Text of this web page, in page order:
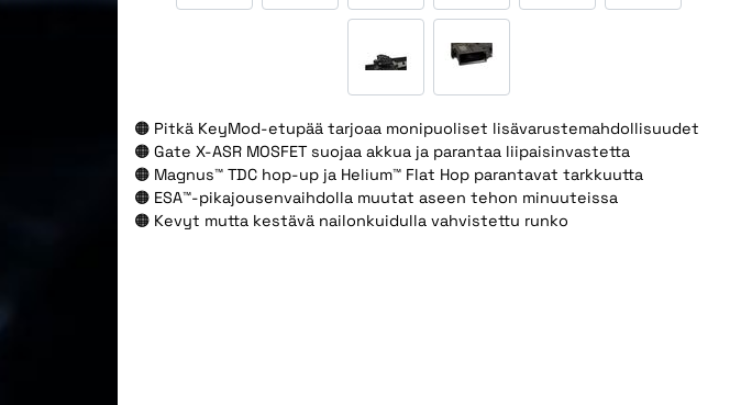
🟠 Pitkä KeyMod-etupää tarjoaa monipuoliset lisävarustemahdollisuudet
🟠 Gate X-ASR MOSFET suojaa akkua ja parantaa liipaisinvastetta
🟠 Magnus™ TDC hop-up ja Helium™ Flat Hop parantavat tarkkuutta
🟠 ESA™-pikajousenvaihdolla muutat aseen tehon minuuteissa
🟠 Kevyt mutta kestävä nailonkuidulla vahvistettu runko